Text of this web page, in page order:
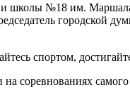
школы №18 им.
городской
спортом,
соревнованиях